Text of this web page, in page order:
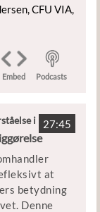
CFU VIA,
Embed Podcasts
27:45
i
at
betydning
Denne